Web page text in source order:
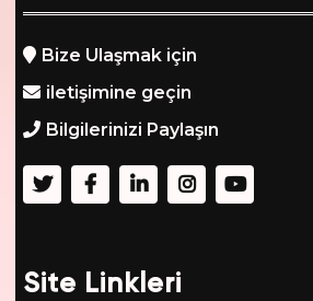
Bize Ulaşmak için
iletişimine geçin
Bilgilerinizi Paylaşın
Site Linkleri